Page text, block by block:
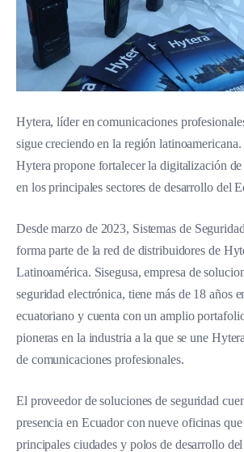
Hytera, líder en comunicaciones
sigue creciendo en la región latinoamericana.
Hytera propone fortalecer la digitalización
en los principales sectores de desarrollo del
Desde marzo de 2023, Sistemas de
forma parte de la red de distribuidores de
Latinoamérica. Sisegusa, empresa de
seguridad electrónica, tiene más de 18 años
ecuatoriano y cuenta con un amplio
pioneras en la industria a la que se une
de comunicaciones profesionales.
El proveedor de soluciones de seguridad
presencia en Ecuador con nueve oficinas
principales ciudades y polos de desarrollo